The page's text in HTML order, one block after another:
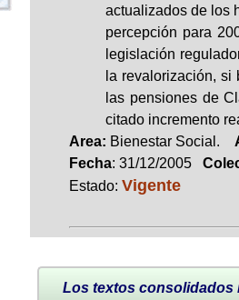
actualizados de los
percepción para
legislación
la revalorización,
las pensiones de
citado incremento
Area: Bienestar Social.
Fecha: 31/12/2005
Estado: Vigente
Los textos consolidados